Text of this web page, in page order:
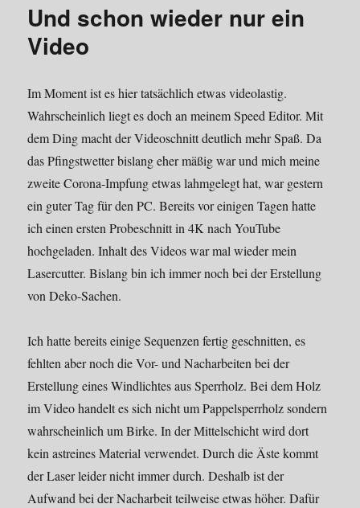
Und schon wieder nur ein
Video
Im Moment ist es hier tatsächlich etwas videolastig.
Wahrscheinlich liegt es doch an meinem Speed Editor. Mit
dem Ding macht der Videoschnitt deutlich mehr Spaß. Da
das Pfingstwetter bislang eher mäßig war und mich meine
zweite Corona-Impfung etwas lahmgelegt hat, war gestern
ein guter Tag für den PC. Bereits vor einigen Tagen hatte
ich einen ersten Probeschnitt in 4K nach YouTube
hochgeladen. Inhalt des Videos war mal wieder mein
Lasercutter. Bislang bin ich immer noch bei der Erstellung
von Deko-Sachen.
Ich hatte bereits einige Sequenzen fertig geschnitten, es
fehlten aber noch die Vor- und Nacharbeiten bei der
Erstellung eines Windlichtes aus Sperrholz. Bei dem Holz
im Video handelt es sich nicht um Pappelsperrholz sondern
wahrscheinlich um Birke. In der Mittelschicht wird dort
kein astreines Material verwendet. Durch die Äste kommt
der Laser leider nicht immer durch. Deshalb ist der
Aufwand bei der Nacharbeit teilweise etwas höher. Dafür